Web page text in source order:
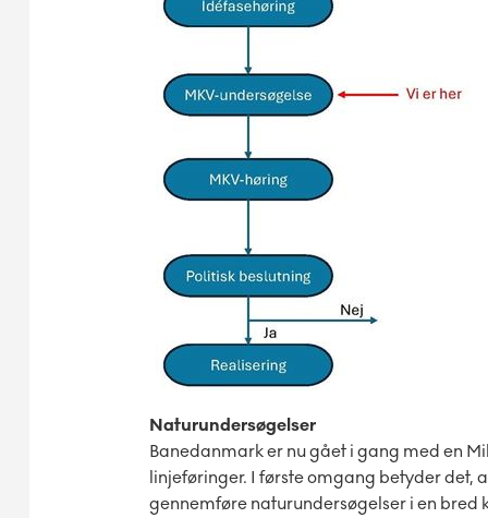
Naturundersøgelser
Banedanmark er nu gået i gang med en
linjeføringer. I første omgang betyder
gennemføre naturundersøgelser i en bred